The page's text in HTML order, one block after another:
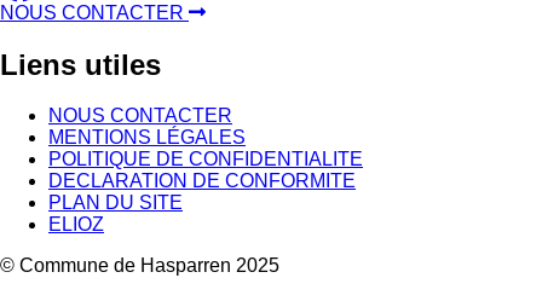
NOUS CONTACTER
Liens utiles
NOUS CONTACTER
MENTIONS LÉGALES
POLITIQUE DE CONFIDENTIALITE
DECLARATION DE CONFORMITE
PLAN DU SITE
ELIOZ
© Commune de Hasparren 2025